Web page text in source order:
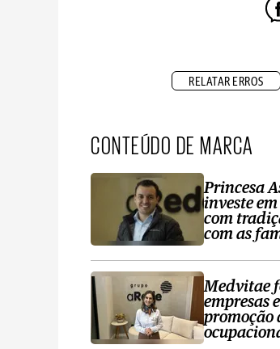
RELATAR ERROS
CONTEÚDO DE MARCA
Princesa
investe
com
com as
Medvitae
empresas
promoção